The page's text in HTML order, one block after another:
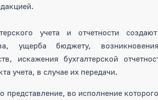
учета и отчетности
ущерба бюджету,
искажения бухгалтерской
учета, в случае их передачи.
во исполнение